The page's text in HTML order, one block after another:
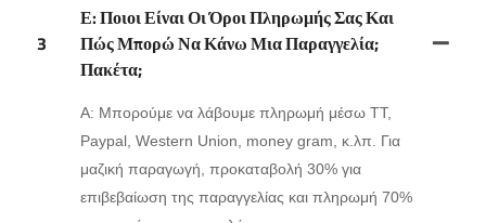
3
Ε: Ποιοι Είναι Οι Όροι Πληρωμής Σας Και
Πώς Μπορώ Να Κάνω Μια Παραγγελία;
Πακέτα;
Α: Μπορούμε να λάβουμε πληρωμή μέσω TT,
Paypal, Western Union, money gram, κ.λπ. Για
μαζική παραγωγή, προκαταβολή 30% για
επιβεβαίωση της παραγγελίας και πληρωμή 70%